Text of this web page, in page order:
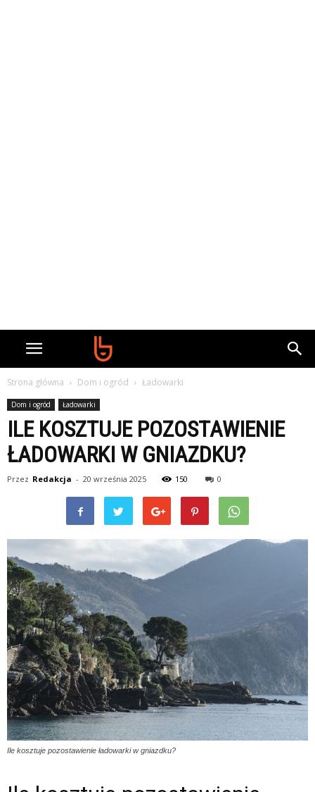
Strona główna Dom i ogród Ładowarki
Dom i ogród Ładowarki
ILE KOSZTUJE POZOSTAWIENIE
ŁADOWARKI W GNIAZDKU?
Przez Redakcja - 20 września 2025 150 0
Ile kosztuje pozostawienie ładowarki w gniazdku?